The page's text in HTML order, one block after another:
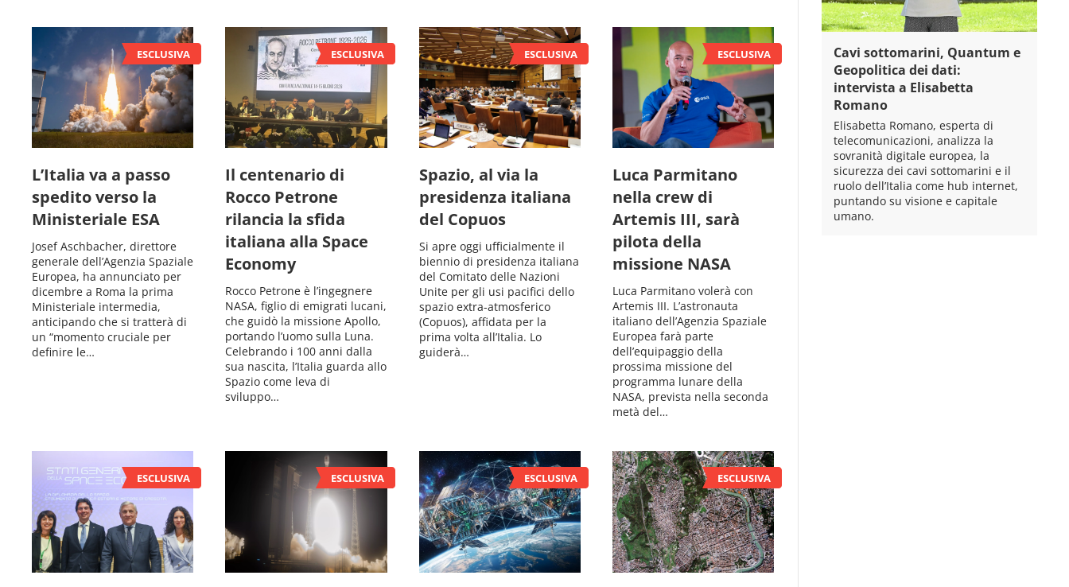
L’Italia va a passo
spedito verso la
Ministeriale ESA
Josef Aschbacher, direttore
generale dell’Agenzia Spaziale
Europea, ha annunciato per
dicembre a Roma la prima
Ministeriale intermedia,
anticipando che si tratterà di
un “momento cruciale per
definire le…
Il centenario di
Rocco Petrone
rilancia la sfida
italiana alla Space
Economy
Rocco Petrone è l’ingegnere
NASA, figlio di emigrati lucani,
che guidò la missione Apollo,
portando l’uomo sulla Luna.
Celebrando i 100 anni dalla
sua nascita, l’Italia guarda allo
Spazio come leva di
sviluppo…
Spazio, al via la
presidenza italiana
del Copuos
Si apre oggi ufficialmente il
biennio di presidenza italiana
del Comitato delle Nazioni
Unite per gli usi pacifici dello
spazio extra-atmosferico
(Copuos), affidata per la
prima volta all’Italia. Lo
guiderà…
Luca Parmitano
nella crew di
Artemis III, sarà
pilota della
missione NASA
Luca Parmitano volerà con
Artemis III. L’astronauta
italiano dell’Agenzia Spaziale
Europea farà parte
dell’equipaggio della
prossima missione del
programma lunare della
NASA, prevista nella seconda
metà del…
Cavi sottomarini, Quantum e
Geopolitica dei dati:
intervista a Elisabetta
Romano
Elisabetta Romano, esperta di
telecomunicazioni, analizza la
sovranità digitale europea, la
sicurezza dei cavi sottomarini e il
ruolo dell’Italia come hub internet,
puntando su visione e capitale
umano.